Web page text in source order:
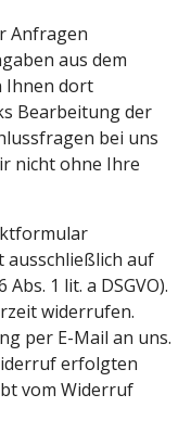
Anfragen
aus dem
Ihnen dort
Bearbeitung der
bei uns
nicht ohne Ihre
auf
1 lit. a DSGVO).
widerrufen.
per E-Mail an uns.
erfolgten
vom Widerruf